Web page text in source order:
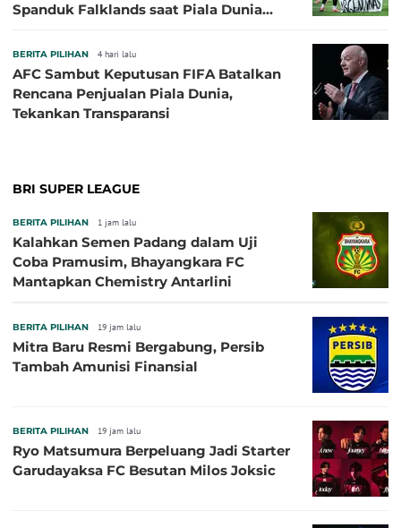
Spanduk Falklands saat Piala Dunia
BERITA PILIHAN 4 hari lalu
AFC Sambut Keputusan FIFA Batalkan
Rencana Penjualan Piala Dunia,
Tekankan Transparansi
BRI SUPER LEAGUE
BERITA PILIHAN 1 jam lalu
Kalahkan Semen Padang dalam Uji
Coba Pramusim, Bhayangkara FC
Mantapkan Chemistry Antarlini
BERITA PILIHAN 19 jam lalu
Mitra Baru Resmi Bergabung, Persib
Tambah Amunisi Finansial
BERITA PILIHAN 19 jam lalu
Ryo Matsumura Berpeluang Jadi Starter
Garudayaksa FC Besutan Milos Joksic